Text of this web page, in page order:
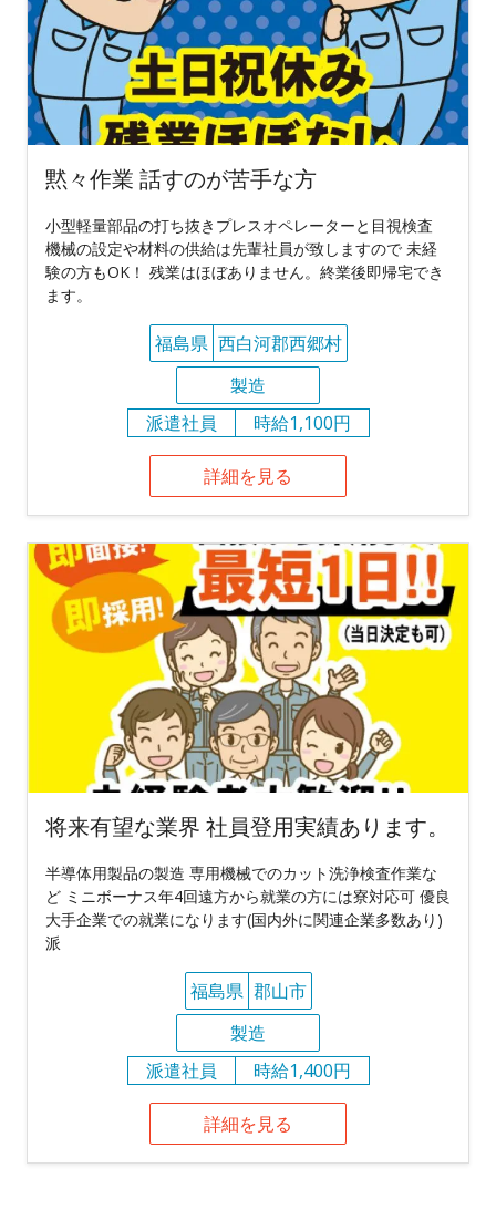
黙々作業 話すのが苦手な方
小型軽量部品の打ち抜きプレスオペレーターと目視検査
機械の設定や材料の供給は先輩社員が致しますので 未経
験の方もOK！ 残業はほぼありません。終業後即帰宅でき
ます。
福島県 西白河郡西郷村
製造
派遣社員
時給1,100円
詳細を見る
将来有望な業界 社員登用実績あります。
半導体用製品の製造 専用機械でのカット洗浄検査作業な
ど ミニボーナス年4回遠方から就業の方には寮対応可 優良
大手企業での就業になります(国内外に関連企業多数あり)
派
福島県 郡山市
製造
派遣社員
時給1,400円
詳細を見る